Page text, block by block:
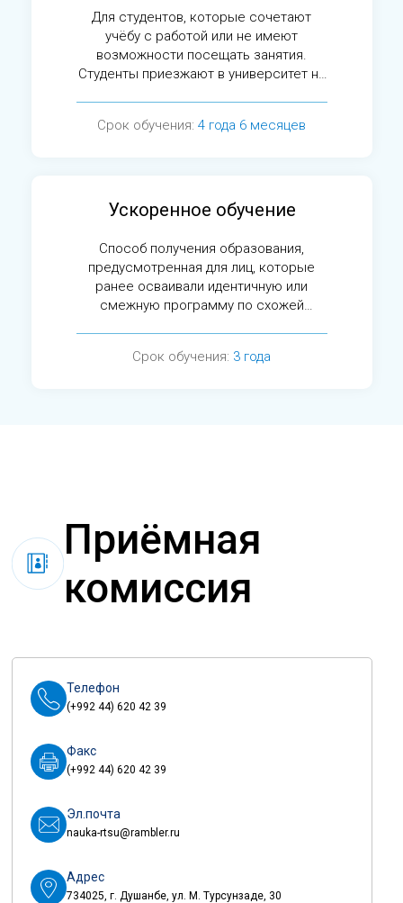
Для студентов, которые сочетают
учёбу с работой или не имеют
возможности посещать занятия.
Студенты приезжают в университет на
Срок обучения: 4 года 6 месяцев
Ускоренное обучение
Способ получения образования,
предусмотренная для лиц, которые
ранее осваивали идентичную или
смежную программу по схожей
Срок обучения: 3 года
Приёмная
комиссия
Телефон
(+992 44) 620 42 39
Факс
(+992 44) 620 42 39
Эл.почта
nauka-rtsu@rambler.ru
Адрес
734025, г. Душанбе, ул. М. Турсунзаде, 30